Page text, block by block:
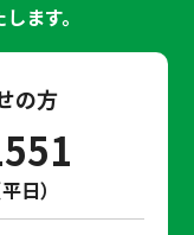
ます。
の方
日）